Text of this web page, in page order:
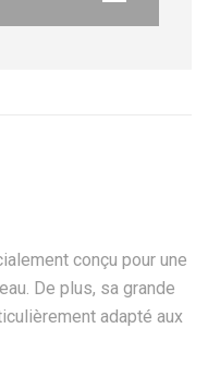
conçu pour une
De plus, sa grande
adapté aux